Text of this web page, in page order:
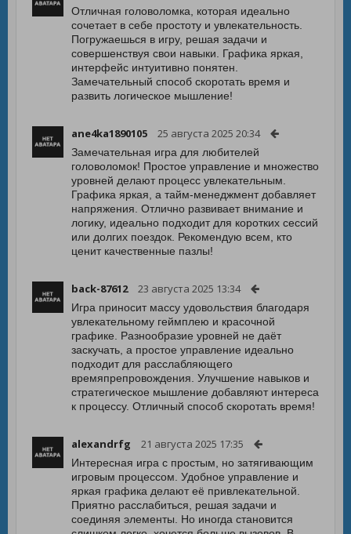
Отличная головоломка, которая идеально
сочетает в себе простоту и увлекательность.
Погружаешься в игру, решая задачи и
совершенствуя свои навыки. Графика яркая,
интерфейс интуитивно понятен.
Замечательный способ скоротать время и
развить логическое мышление!
ane4ka1890105 25 августа 2025 20:34
Замечательная игра для любителей
головоломок! Простое управление и множество
уровней делают процесс увлекательным.
Графика яркая, а тайм-менеджмент добавляет
напряжения. Отлично развивает внимание и
логику, идеально подходит для коротких сессий
или долгих поездок. Рекомендую всем, кто
ценит качественные пазлы!
back-87612 23 августа 2025 13:34
Игра приносит массу удовольствия благодаря
увлекательному геймплею и красочной
графике. Разнообразие уровней не даёт
заскучать, а простое управление идеально
подходит для расслабляющего
времяпрепровождения. Улучшение навыков и
стратегическое мышление добавляют интереса
к процессу. Отличный способ скоротать время!
alexandrfg 21 августа 2025 17:35
Интересная игра с простым, но затягивающим
игровым процессом. Удобное управление и
яркая графика делают её привлекательной.
Приятно расслабиться, решая задачи и
соединяя элементы. Но иногда становится